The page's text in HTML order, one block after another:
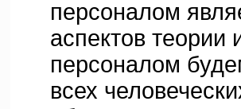
персоналом
аспектов теории
персоналом
всех